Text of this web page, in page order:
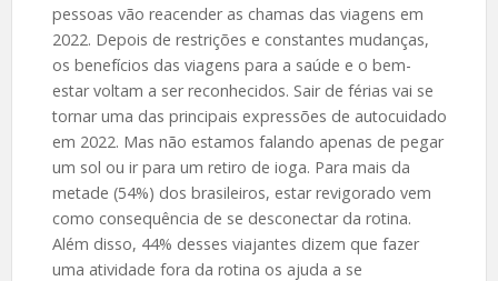
pessoas vão reacender as chamas das viagens em
2022. Depois de restrições e constantes mudanças,
os benefícios das viagens para a saúde e o bem-
estar voltam a ser reconhecidos. Sair de férias vai se
tornar uma das principais expressões de autocuidado
em 2022. Mas não estamos falando apenas de pegar
um sol ou ir para um retiro de ioga. Para mais da
metade (54%) dos brasileiros, estar revigorado vem
como consequência de se desconectar da rotina.
Além disso, 44% desses viajantes dizem que fazer
uma atividade fora da rotina os ajuda a se